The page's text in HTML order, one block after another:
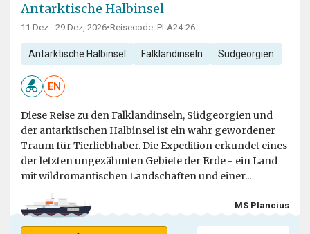
Antarktische Halbinsel
11 Dez - 29 Dez, 2026•Reisecode: PLA24-26
Antarktische Halbinsel Falklandinseln Südgeorgien
EN
Diese Reise zu den Falklandinseln, Südgeorgien und
der antarktischen Halbinsel ist ein wahr gewordener
Traum für Tierliebhaber. Die Expedition erkundet eines
der letzten ungezähmten Gebiete der Erde - ein Land
mit wildromantischen Landschaften und einer...
MS Plancius